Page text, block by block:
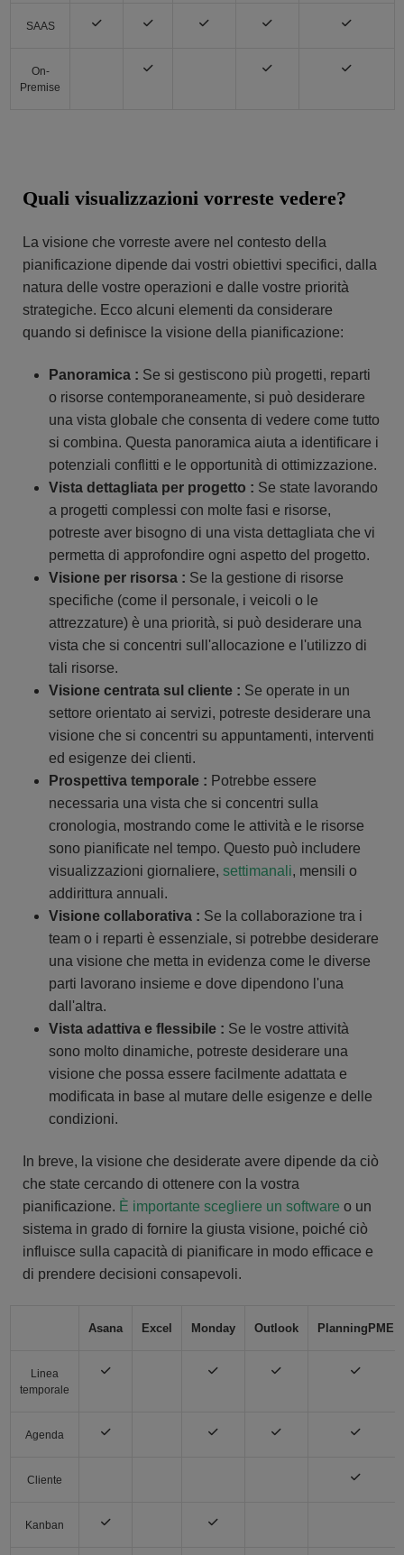
SAAS
On-
Premise
Quali visualizzazioni vorreste vedere?
La visione che vorreste avere nel contesto della
pianificazione dipende dai vostri obiettivi specifici, dalla
natura delle vostre operazioni e dalle vostre priorità
strategiche. Ecco alcuni elementi da considerare
quando si definisce la visione della pianificazione:
Panoramica : Se si gestiscono più progetti, reparti
o risorse contemporaneamente, si può desiderare
una vista globale che consenta di vedere come tutto
si combina. Questa panoramica aiuta a identificare i
potenziali conflitti e le opportunità di ottimizzazione.
Vista dettagliata per progetto : Se state lavorando
a progetti complessi con molte fasi e risorse,
potreste aver bisogno di una vista dettagliata che vi
permetta di approfondire ogni aspetto del progetto.
Visione per risorsa : Se la gestione di risorse
specifiche (come il personale, i veicoli o le
attrezzature) è una priorità, si può desiderare una
vista che si concentri sull'allocazione e l'utilizzo di
tali risorse.
Visione centrata sul cliente : Se operate in un
settore orientato ai servizi, potreste desiderare una
visione che si concentri su appuntamenti, interventi
ed esigenze dei clienti.
Prospettiva temporale : Potrebbe essere
necessaria una vista che si concentri sulla
cronologia, mostrando come le attività e le risorse
sono pianificate nel tempo. Questo può includere
visualizzazioni giornaliere,settimanali, mensili o
addirittura annuali.
Visione collaborativa : Se la collaborazione tra i
team o i reparti è essenziale, si potrebbe desiderare
una visione che metta in evidenza come le diverse
parti lavorano insieme e dove dipendono l'una
dall'altra.
Vista adattiva e flessibile : Se le vostre attività
sono molto dinamiche, potreste desiderare una
visione che possa essere facilmente adattata e
modificata in base al mutare delle esigenze e delle
condizioni.
In breve, la visione che desiderate avere dipende da ciò
che state cercando di ottenere con la vostra
pianificazione. È importante scegliere un software o un
sistema in grado di fornire la giusta visione, poiché ciò
influisce sulla capacità di pianificare in modo efficace e
di prendere decisioni consapevoli.
Asana Excel Monday Outlook PlanningPME
Linea
temporale
Agenda
Cliente
Kanban